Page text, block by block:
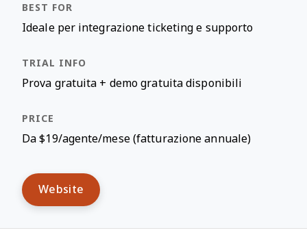
Ideale per integrazione ticketing e supporto
Prova gratuita + demo gratuita disponibili
Da $19/agente/mese (fatturazione annuale)
Website